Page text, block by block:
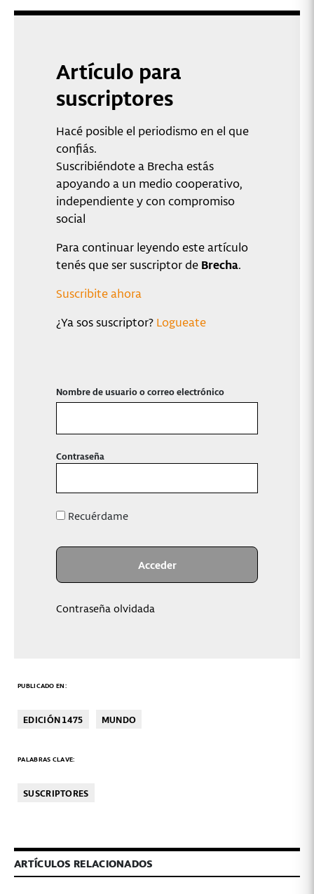
Artículo para
suscriptores
Hacé posible el periodismo en el que
confiás.
Suscribiéndote a Brecha estás
apoyando a un medio cooperativo,
independiente y con compromiso
social
Para continuar leyendo este artículo
tenés que ser suscriptor de Brecha.
Suscribite ahora
¿Ya sos suscriptor? Logueate
Nombre de usuario o correo electrónico
Contraseña
Recuérdame
Contraseña olvidada
PUBLICADO EN:
EDICIÓN 1475 MUNDO
PALABRAS CLAVE:
SUSCRIPTORES
ARTÍCULOS RELACIONADOS